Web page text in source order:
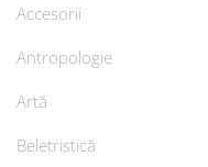
Accesorii
Antropologie
Artă
Beletristică